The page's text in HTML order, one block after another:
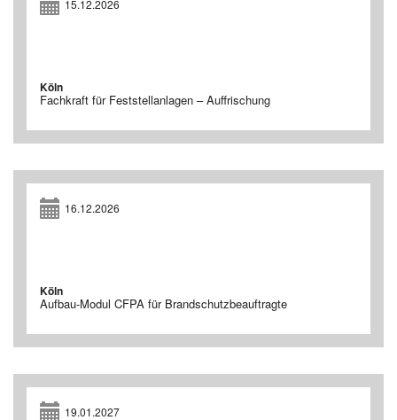
15.12.2026
Köln
Fachkraft für Feststellanlagen – Auffrischung
16.12.2026
Köln
Aufbau-Modul CFPA für Brandschutzbeauftragte
19.01.2027